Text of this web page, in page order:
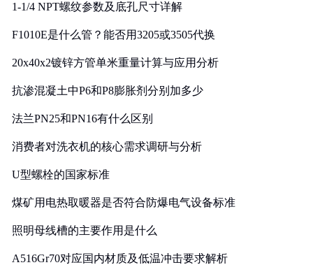
1-1/4 NPT螺纹参数及底孔尺寸详解
F1010E是什么管？能否用3205或3505代换
20x40x2镀锌方管单米重量计算与应用分析
抗渗混凝土中P6和P8膨胀剂分别加多少
法兰PN25和PN16有什么区别
消费者对洗衣机的核心需求调研与分析
U型螺栓的国家标准
煤矿用电热取暖器是否符合防爆电气设备标准
照明母线槽的主要作用是什么
A516Gr70对应国内材质及低温冲击要求解析